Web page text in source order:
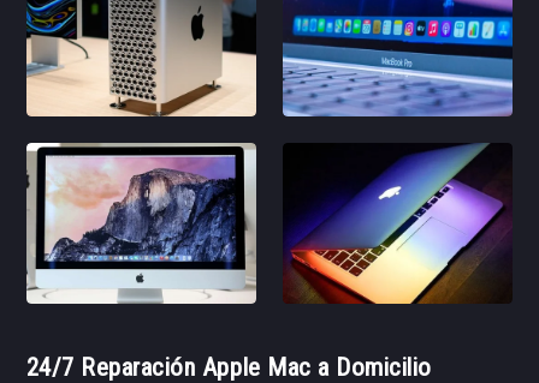
24/7 Reparación Apple Mac a Domicilio